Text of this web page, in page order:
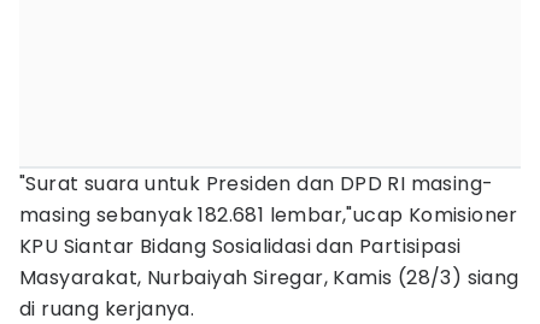
"Surat suara untuk Presiden dan DPD RI masing-
masing sebanyak 182.681 lembar,"ucap Komisioner
KPU Siantar Bidang Sosialidasi dan Partisipasi
Masyarakat, Nurbaiyah Siregar, Kamis (28/3) siang
di ruang kerjanya.